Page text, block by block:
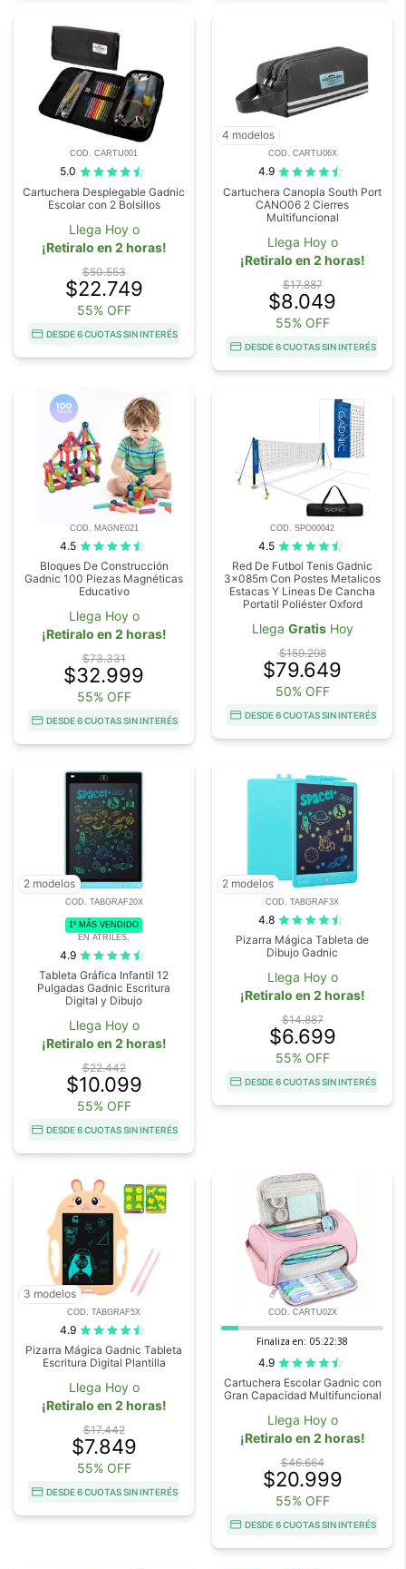
COD. CARTU001
5.0
Cartuchera Desplegable Gadnic
Escolar con 2 Bolsillos
Llega Hoy o
¡Retiralo en 2 horas!
$50.553
$22.749
55% OFF
DESDE 6 CUOTAS SIN INTERÉS
4 modelos
COD. CARTU06X
4.9
Cartuchera Canopla South Port
CANO06 2 Cierres
Multifuncional
Llega Hoy o
¡Retiralo en 2 horas!
$17.887
$8.049
55% OFF
DESDE 6 CUOTAS SIN INTERÉS
COD. MAGNE021
4.5
Bloques De Construcción
Gadnic 100 Piezas Magnéticas
Educativo
Llega Hoy o
¡Retiralo en 2 horas!
$73.331
$32.999
55% OFF
DESDE 6 CUOTAS SIN INTERÉS
COD. SPO00042
4.5
Red De Futbol Tenis Gadnic
3x085m Con Postes Metalicos
Estacas Y Lineas De Cancha
Portatil Poliéster Oxford
Llega GratisHoy
$159.298
$79.649
50% OFF
DESDE 6 CUOTAS SIN INTERÉS
2 modelos
COD. TABGRAF20X
1º MÁS VENDIDO
EN ATRILES,
4.9
Tableta Gráfica Infantil 12
Pulgadas Gadnic Escritura
Digital y Dibujo
Llega Hoy o
¡Retiralo en 2 horas!
$22.442
$10.099
55% OFF
DESDE 6 CUOTAS SIN INTERÉS
2 modelos
COD. TABGRAF3X
4.8
Pizarra Mágica Tableta de
Dibujo Gadnic
Llega Hoy o
¡Retiralo en 2 horas!
$14.887
$6.699
55% OFF
DESDE 6 CUOTAS SIN INTERÉS
3 modelos
COD. TABGRAF5X
4.9
Pizarra Mágica Gadnic Tableta
Escritura Digital Plantilla
Llega Hoy o
¡Retiralo en 2 horas!
$17.442
$7.849
55% OFF
DESDE 6 CUOTAS SIN INTERÉS
COD. CARTU02X
Finaliza en: 05:22:37
4.9
Cartuchera Escolar Gadnic con
Gran Capacidad Multifuncional
Llega Hoy o
¡Retiralo en 2 horas!
$46.664
$20.999
55% OFF
DESDE 6 CUOTAS SIN INTERÉS